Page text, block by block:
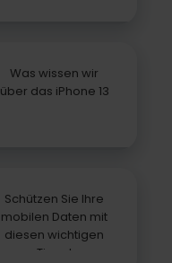
Was wissen wir
über das iPhone 13
Schützen Sie Ihre
mobilen Daten mit
diesen wichtigen
Tipps!